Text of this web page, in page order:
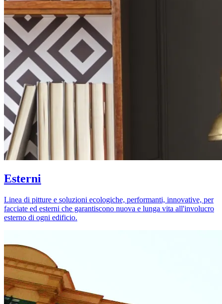
Esterni
Linea di pitture e soluzioni ecologiche, performanti, innovative, per
facciate ed esterni che garantiscono nuova e lunga vita all'involucro
esterno di ogni edificio.